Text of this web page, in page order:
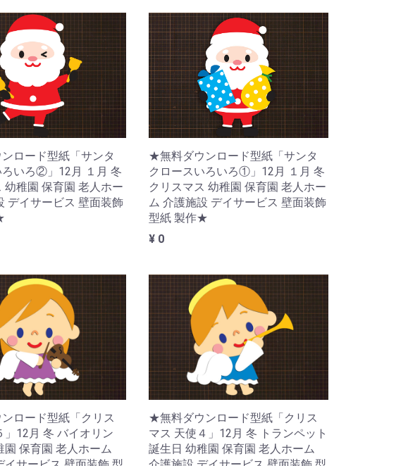
ロード型紙「サンタ
ろいろ②」12月 １月 冬
幼稚園 保育園 老人ホー
デイサービス 壁面装飾
★無料ダウンロード型紙「サンタ
クロースいろいろ①」12月 １月 冬
クリスマス 幼稚園 保育園 老人ホー
ム 介護施設 デイサービス 壁面装飾
型紙 製作★
¥ 0
ロード型紙「クリス
」12月 冬 バイオリン
園 保育園 老人ホーム
★無料ダウンロード型紙「クリス
マス 天使４」12月 冬 トランペット
誕生日 幼稚園 保育園 老人ホーム